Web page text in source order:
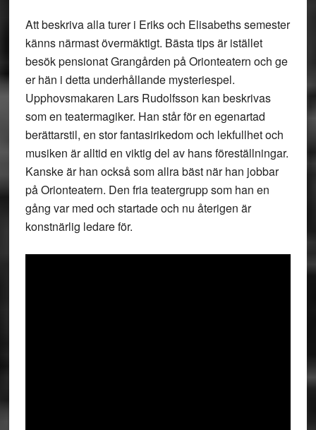
Att beskriva alla turer i Eriks och Elisabeths semester
känns närmast övermäktigt. Bästa tips är istället
besök pensionat Grangården på Orionteatern och ge
er hän i detta underhållande mysteriespel.
Upphovsmakaren Lars Rudolfsson kan beskrivas
som en teatermagiker. Han står för en egenartad
berättarstil, en stor fantasirikedom och lekfullhet och
musiken är alltid en viktig del av hans föreställningar.
Kanske är han också som allra bäst när han jobbar
på Orionteatern. Den fria teatergrupp som han en
gång var med och startade och nu återigen är
konstnärlig ledare för.